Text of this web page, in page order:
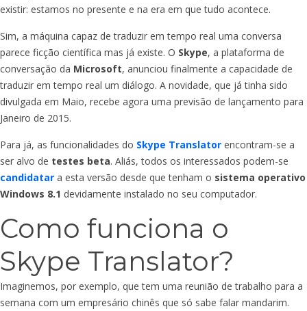
existir: estamos no presente e na era em que tudo acontece.
Sim, a máquina capaz de traduzir em tempo real uma conversa
parece ficção científica mas já existe. O Skype, a plataforma de
conversação da Microsoft, anunciou finalmente a capacidade de
traduzir em tempo real um diálogo. A novidade, que já tinha sido
divulgada em Maio, recebe agora uma previsão de lançamento para
Janeiro de 2015.
Para já, as funcionalidades do Skype Translator encontram-se a
ser alvo de testes beta. Aliás, todos os interessados podem-se
candidatar a esta versão desde que tenham o sistema operativo
Windows 8.1 devidamente instalado no seu computador.
Como funciona o
Skype Translator?
Imaginemos, por exemplo, que tem uma reunião de trabalho para a
semana com um empresário chinês que só sabe falar mandarim.